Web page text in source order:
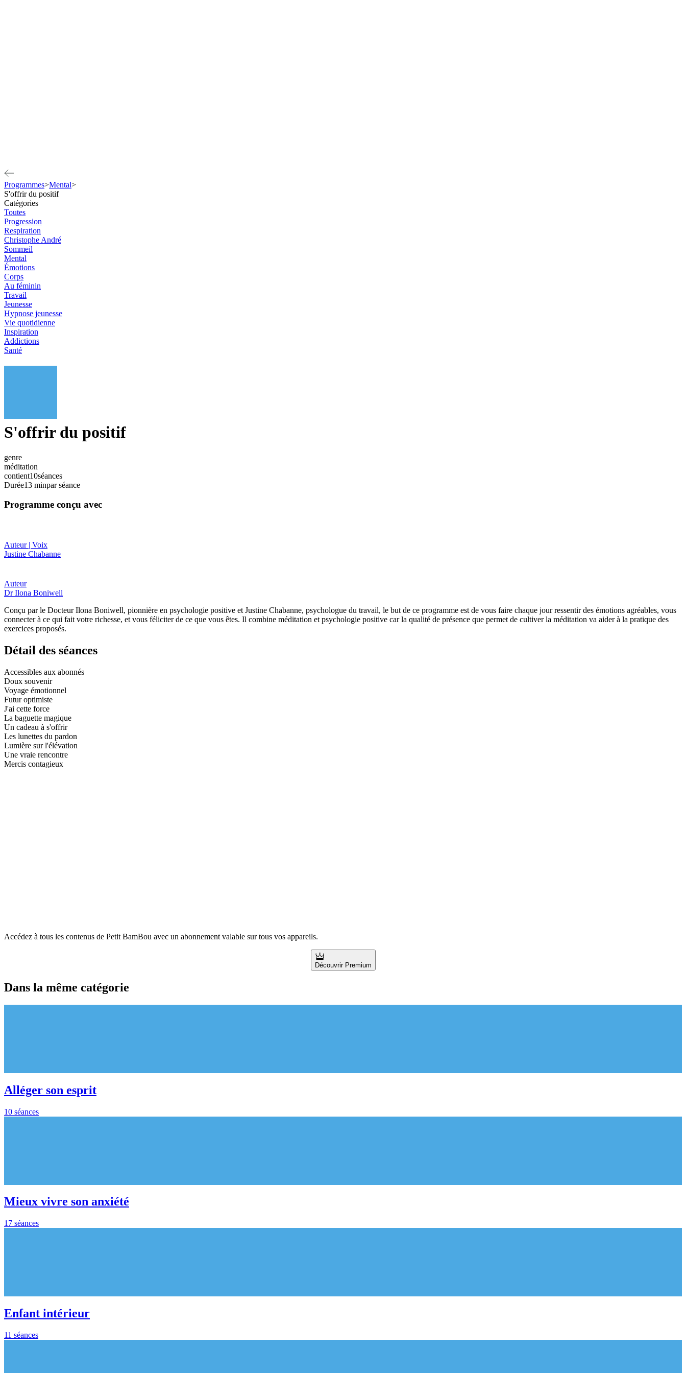
Programmes>Mental>
S'offrir du positif
Catégories
Toutes
Progression
Respiration
Christophe André
Sommeil
Mental
Émotions
Corps
Au féminin
Travail
Jeunesse
Hypnose jeunesse
Vie quotidienne
Inspiration
Addictions
Santé
S'offrir du positif
genre
méditation
contient10séances
Durée13 minpar séance
Programme conçu avec
Auteur | Voix
Justine Chabanne
Auteur
Dr Ilona Boniwell
Conçu par le Docteur Ilona Boniwell, pionnière en psychologie positive et Justine Chabanne, psychologue du travail, le but de ce programme est de vous faire chaque jour ressentir des émotions agréables, vous
connecter à ce qui fait votre richesse, et vous féliciter de ce que vous êtes. Il combine méditation et psychologie positive car la qualité de présence que permet de cultiver la méditation va aider à la pratique des
exercices proposés.
Détail des séances
Accessibles aux abonnés
Doux souvenir
Voyage émotionnel
Futur optimiste
J'ai cette force
La baguette magique
Un cadeau à s'offrir
Les lunettes du pardon
Lumière sur l'élévation
Une vraie rencontre
Mercis contagieux
Accédez à tous les contenus de Petit BamBou avec un abonnement valable sur tous vos appareils.
Découvrir Premium
Dans la même catégorie
Alléger son esprit
10 séances
Mieux vivre son anxiété
17 séances
Enfant intérieur
11 séances